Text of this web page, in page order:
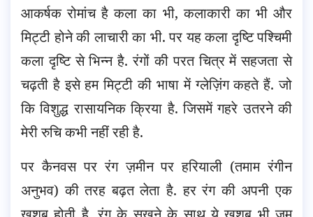
आकर्षक रोमांच है कला का भी, कलाकारी का भी और
मिट्टी होने की लाचारी का भी. पर यह कला दृष्टि पश्चिमी
कला दृष्टि से भिन्न है. रंगों की परत चित्र में सहजता से
चढ़ती है इसे हम मिट्टी की भाषा में ग्लेज़िंग कहते हैं. जो
कि विशुद्ध रासायनिक क्रिया है. जिसमें गहरे उतरने की
मेरी रुचि कभी नहीं रही है.
पर कैनवस पर रंग ज़मीन पर हरियाली (तमाम रंगीन
अनुभव) की तरह बढ़त लेता है. हर रंग की अपनी एक